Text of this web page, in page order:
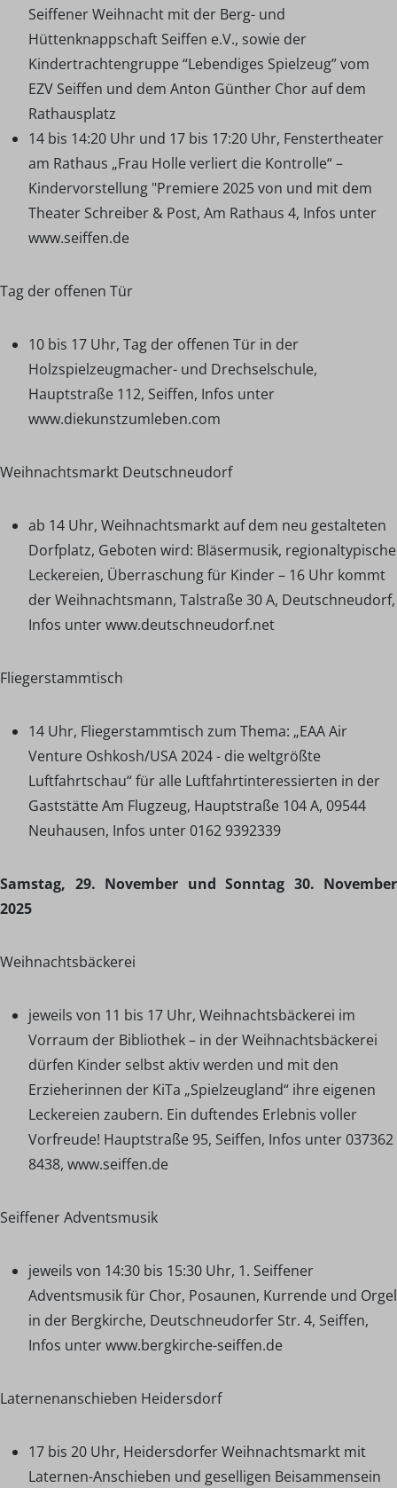
Seiffener Weihnacht mit der Berg- und
Hüttenknappschaft Seiffen e.V., sowie der
Kindertrachtengruppe “Lebendiges Spielzeug” vom
EZV Seiffen und dem Anton Günther Chor auf dem
Rathausplatz
14 bis 14:20 Uhr und 17 bis 17:20 Uhr, Fenstertheater
am Rathaus „Frau Holle verliert die Kontrolle“ –
Kindervorstellung "Premiere 2025 von und mit dem
Theater Schreiber & Post, Am Rathaus 4, Infos unter
www.seiffen.de
Tag der offenen Tür
10 bis 17 Uhr, Tag der offenen Tür in der
Holzspielzeugmacher- und Drechselschule,
Hauptstraße 112, Seiffen, Infos unter
www.diekunstzumleben.com
Weihnachtsmarkt Deutschneudorf
ab 14 Uhr, Weihnachtsmarkt auf dem neu gestalteten
Dorfplatz, Geboten wird: Bläsermusik, regionaltypische
Leckereien, Überraschung für Kinder – 16 Uhr kommt
der Weihnachtsmann, Talstraße 30 A, Deutschneudorf,
Infos unter www.deutschneudorf.net
Fliegerstammtisch
14 Uhr, Fliegerstammtisch zum Thema: „EAA Air
Venture Oshkosh/USA 2024 - die weltgrößte
Luftfahrtschau“ für alle Luftfahrtinteressierten in der
Gaststätte Am Flugzeug, Hauptstraße 104 A, 09544
Neuhausen, Infos unter 0162 9392339
Samstag, 29. November und Sonntag 30. November
2025
Weihnachtsbäckerei
jeweils von 11 bis 17 Uhr, Weihnachtsbäckerei im
Vorraum der Bibliothek – in der Weihnachtsbäckerei
dürfen Kinder selbst aktiv werden und mit den
Erzieherinnen der KiTa „Spielzeugland“ ihre eigenen
Leckereien zaubern. Ein duftendes Erlebnis voller
Vorfreude! Hauptstraße 95, Seiffen, Infos unter 037362
8438, www.seiffen.de
Seiffener Adventsmusik
jeweils von 14:30 bis 15:30 Uhr, 1. Seiffener
Adventsmusik für Chor, Posaunen, Kurrende und Orgel
in der Bergkirche, Deutschneudorfer Str. 4, Seiffen,
Infos unter www.bergkirche-seiffen.de
Laternenanschieben Heidersdorf
17 bis 20 Uhr, Heidersdorfer Weihnachtsmarkt mit
Laternen-Anschieben und geselligen Beisammensein